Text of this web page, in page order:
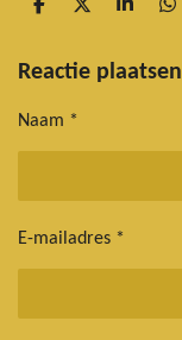
D
e
D
l
S
r
D
e
Reactie plaatsen
Naam *
E-mailadres *